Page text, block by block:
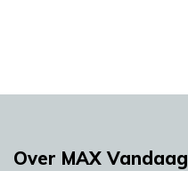
Over MAX Vandaag